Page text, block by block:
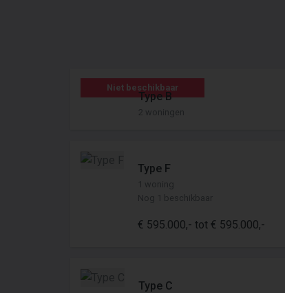
Niet beschikbaar
Type B
2 woningen
Type F
1 woning
Nog 1 beschikbaar
€ 595.000,- tot € 595.000,-
Type C